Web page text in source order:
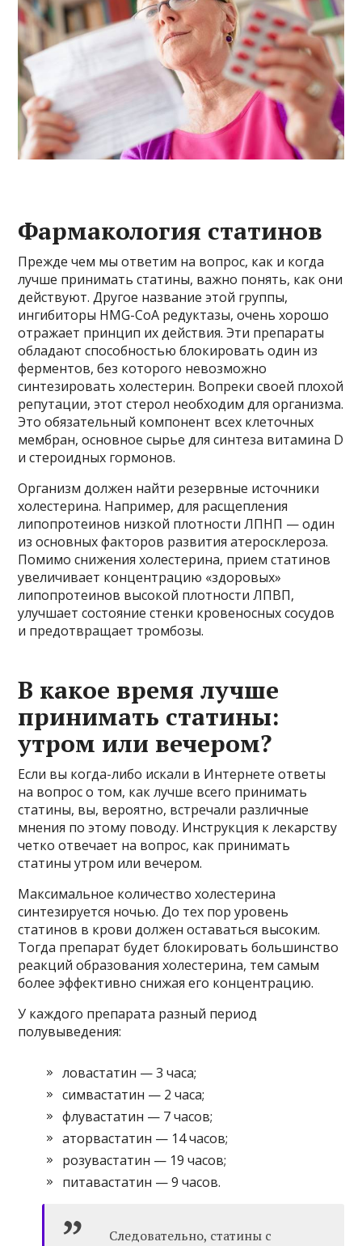
Фармакология статинов
Прежде чем мы ответим на вопрос, как и когда
лучше принимать статины, важно понять, как они
действуют. Другое название этой группы,
ингибиторы HMG-CoA редуктазы, очень хорошо
отражает принцип их действия. Эти препараты
обладают способностью блокировать один из
ферментов, без которого невозможно
синтезировать холестерин. Вопреки своей плохой
репутации, этот стерол необходим для организма.
Это обязательный компонент всех клеточных
мембран, основное сырье для синтеза витамина D
и стероидных гормонов.
Организм должен найти резервные источники
холестерина. Например, для расщепления
липопротеинов низкой плотности ЛПНП — один
из основных факторов развития атеросклероза.
Помимо снижения холестерина, прием статинов
увеличивает концентрацию «здоровых»
липопротеинов высокой плотности ЛПВП,
улучшает состояние стенки кровеносных сосудов
и предотвращает тромбозы.
В какое время лучше
принимать статины:
утром или вечером?
Если вы когда-либо искали в Интернете ответы
на вопрос о том, как лучше всего принимать
статины, вы, вероятно, встречали различные
мнения по этому поводу. Инструкция к лекарству
четко отвечает на вопрос, как принимать
статины утром или вечером.
Максимальное количество холестерина
синтезируется ночью. До тех пор уровень
статинов в крови должен оставаться высоким.
Тогда препарат будет блокировать большинство
реакций образования холестерина, тем самым
более эффективно снижая его концентрацию.
У каждого препарата разный период
полувыведения:
ловастатин — 3 часа;
симвастатин — 2 часа;
флувастатин — 7 часов;
аторвастатин — 14 часов;
розувастатин — 19 часов;
питавастатин — 9 часов.
Следовательно, статины с